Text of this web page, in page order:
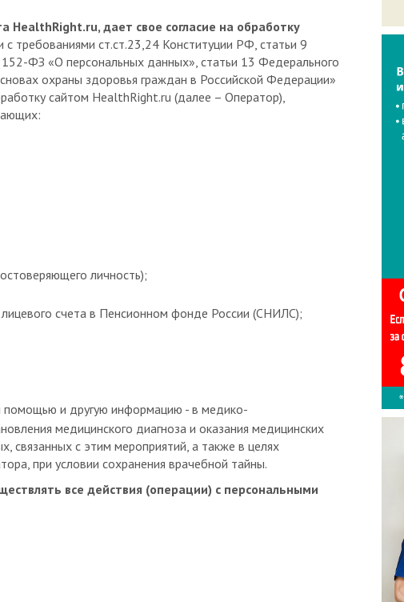
HealthRight.ru, дает свое согласие на обработку
требованиями ст.ст.23,24 Конституции РФ, статьи 9
ФЗ «О персональных данных», статьи 13 Федерального
охраны здоровья граждан в Российской Федерации»
сайтом HealthRight.ru (далее – Оператор),
личность);
счета в Пенсионном фонде России (СНИЛС);
помощью и другую информацию - в медико-
медицинского диагноза и оказания медицинских
связанных с этим мероприятий, а также в целях
при условии сохранения врачебной тайны.
все действия (операции) с персональными